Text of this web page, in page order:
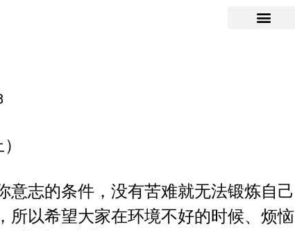
意志的条件，没有苦难就无法锻炼自己
所以希望大家在环境不好的时候、烦恼